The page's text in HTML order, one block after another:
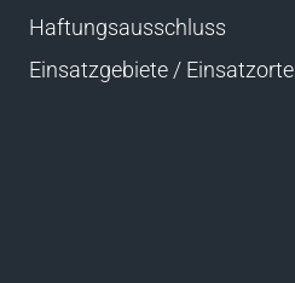
Haftungsausschluss
Einsatzgebiete / Einsatzorte